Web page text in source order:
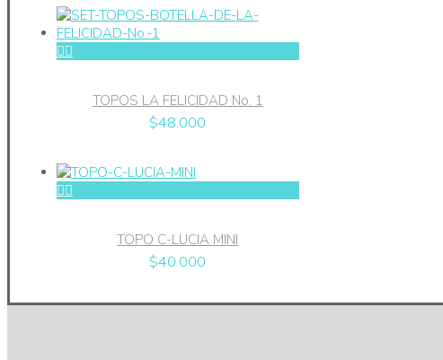
TOPOS LA FELICIDAD No. 1
$48.000
TOPO C-LUCIA MINI
$40.000